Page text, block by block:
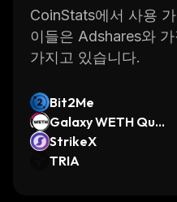
CoinStats에서 사용
이들은 Adshares와
가지고 있습니다.
Bit2Me
Galaxy WETH Quali
ty
StrikeX
TRIA